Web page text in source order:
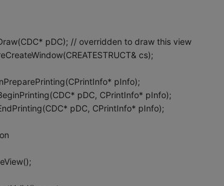
pDC); // overridden to draw this view
cs);
pInfo);
pDC, CPrintInfo* pInfo);
pDC, CPrintInfo* pInfo);